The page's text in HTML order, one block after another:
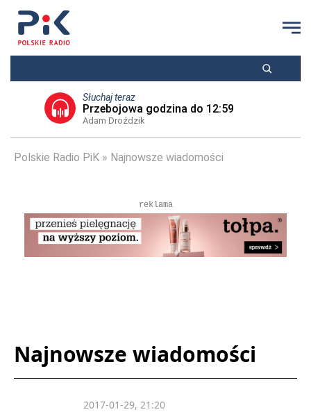
Słuchaj teraz
Przebojowa godzina do 12:59
Adam Droździk
Polskie Radio PiK Najnowsze wiadomości
reklama
Najnowsze wiadomości
2017-01-29, 21:20